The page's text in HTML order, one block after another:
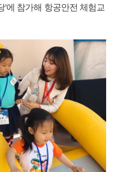
’에 참가해 항공안전 체험교